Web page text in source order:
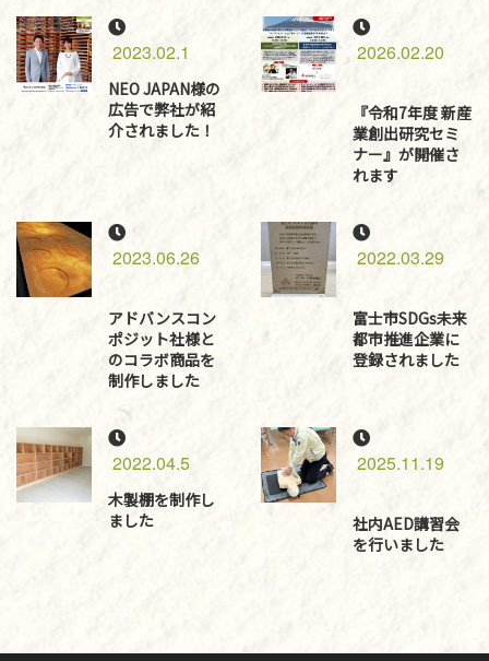
2023.02.1
NEO JAPAN様の
広告で弊社が紹
介されました！
2026.02.20
『令和7年度 新産
業創出研究セミ
ナー』が開催さ
れます
2023.06.26
アドバンスコン
ポジット社様と
のコラボ商品を
制作しました
2022.03.29
富士市SDGs未来
都市推進企業に
登録されました
2022.04.5
木製棚を制作し
ました
2025.11.19
社内AED講習会
を行いました